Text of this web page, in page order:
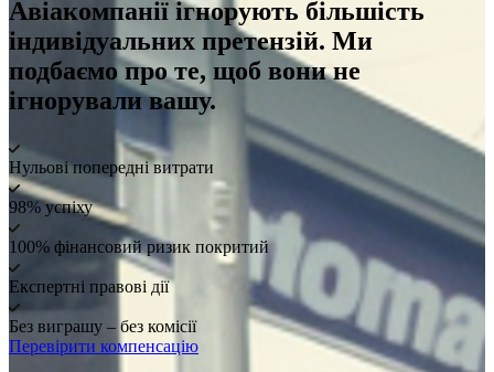
Авіакомпанії ігнорують більшість
індивідуальних претензій. Ми
подбаємо про те, щоб вони не
ігнорували вашу.
Нульові попередні витрати
98% успіху
100% фінансовий ризик покритий
Експертні правові дії
Без виграшу – без комісії
Перевірити компенсацію